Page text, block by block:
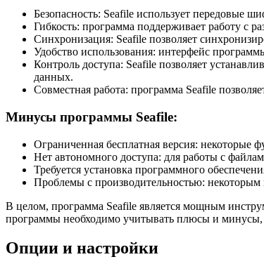
Безопасность: Seafile использует передовые
Гибкость: программа поддерживает работу с
Синхронизация: Seafile позволяет
Удобство использования: интерфейс
Контроль доступа: Seafile позволяет
данных.
Совместная работа: программа Seafile
Минусы программы Seafile:
Ограниченная бесплатная версия:
Нет автономного доступа: для работы с
Требуется установка программного
Проблемы с производительностью:
В целом, программа Seafile является мощным
программы необходимо учитывать плюсы и минусы,
Опции и настройки